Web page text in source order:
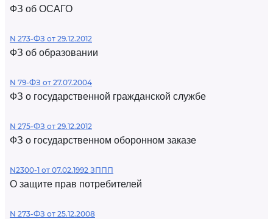
ФЗ об ОСАГО
N 273-ФЗ от 29.12.2012
ФЗ об образовании
N 79-ФЗ от 27.07.2004
ФЗ о государственной гражданской службе
N 275-ФЗ от 29.12.2012
ФЗ о государственном оборонном заказе
N2300-1 от 07.02.1992 ЗППП
О защите прав потребителей
N 273-ФЗ от 25.12.2008